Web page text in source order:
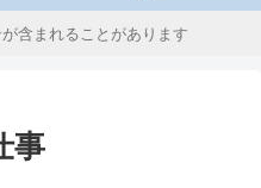
含まれることがあります
事